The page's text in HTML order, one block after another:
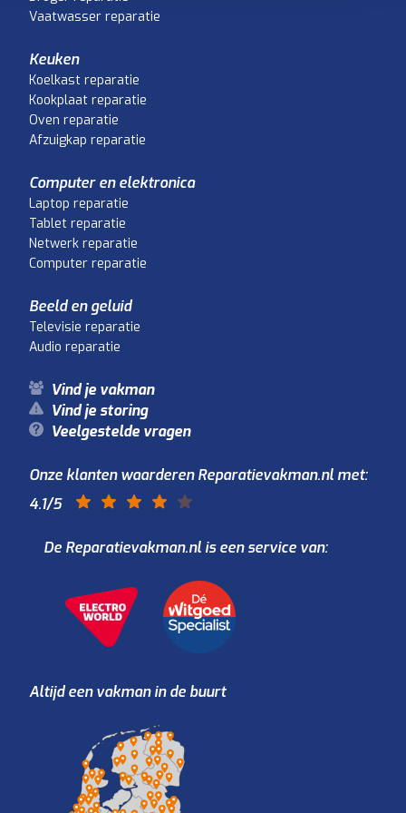
Vaatwasser reparatie
Keuken
Koelkast reparatie
Kookplaat reparatie
Oven reparatie
Afzuigkap reparatie
Computer en elektronica
Laptop reparatie
Tablet reparatie
Netwerk reparatie
Computer reparatie
Beeld en geluid
Televisie reparatie
Audio reparatie
Vind je vakman
Vind je storing
Veelgestelde vragen
Onze klanten waarderen Reparatievakman.nl met:
4.1/5
De Reparatievakman.nl is een service van:
Altijd een vakman in de buurt